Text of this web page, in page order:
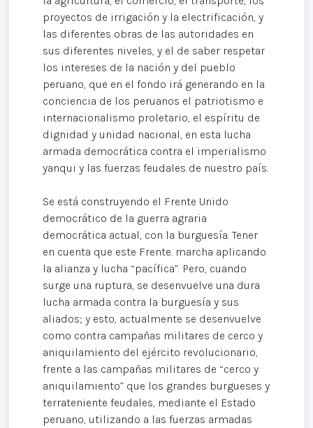
proyectos de irrigación y la electrificación, y
las diferentes obras de las autoridades en
sus diferentes niveles, y el de saber respetar
los intereses de la nación y del pueblo
peruano, que en el fondo irá generando en la
conciencia de los peruanos el patriotismo e
internacionalismo proletario, el espíritu de
dignidad y unidad nacional, en esta lucha
armada democrática contra el imperialismo
yanqui y las fuerzas feudales de nuestro país.
Se está construyendo el Frente Unido
democrático de la guerra agraria
democrática actual, con la burguesía. Tener
en cuenta que este Frente. marcha aplicando
la alianza y lucha “pacífica”. Pero, cuando
surge una ruptura, se desenvuelve una dura
lucha armada contra la burguesía y sus
aliados; y esto, actualmente se desenvuelve
como contra campañas militares de cerco y
aniquilamiento del ejército revolucionario,
frente a las campañas militares de “cerco y
aniquilamiento” que los grandes burgueses y
terrateniente feudales, mediante el Estado
peruano, utilizando a las fuerzas armadas